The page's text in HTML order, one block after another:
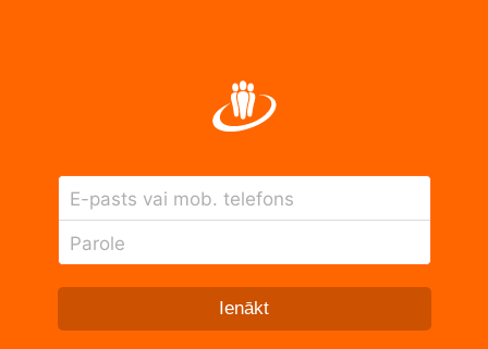
E-pasts vai mob. telefons
Parole
Ienākt